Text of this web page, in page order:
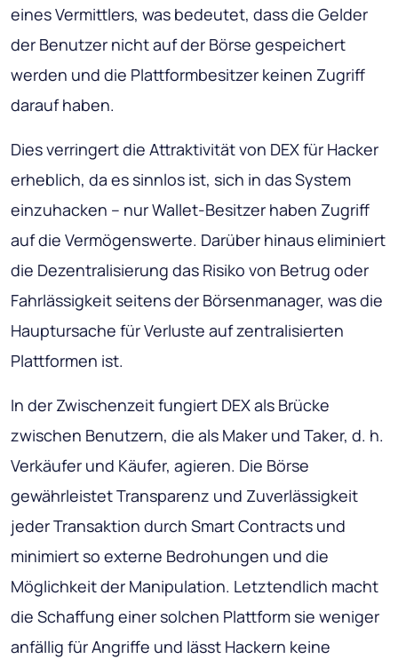
eines Vermittlers, was bedeutet, dass die Gelder
der Benutzer nicht auf der Börse gespeichert
werden und die Plattformbesitzer keinen Zugriff
darauf haben.
Dies verringert die Attraktivität von DEX für Hacker
erheblich, da es sinnlos ist, sich in das System
einzuhacken – nur Wallet-Besitzer haben Zugriff
auf die Vermögenswerte. Darüber hinaus eliminiert
die Dezentralisierung das Risiko von Betrug oder
Fahrlässigkeit seitens der Börsenmanager, was die
Hauptursache für Verluste auf zentralisierten
Plattformen ist.
In der Zwischenzeit fungiert DEX als Brücke
zwischen Benutzern, die als Maker und Taker, d. h.
Verkäufer und Käufer, agieren. Die Börse
gewährleistet Transparenz und Zuverlässigkeit
jeder Transaktion durch Smart Contracts und
minimiert so externe Bedrohungen und die
Möglichkeit der Manipulation. Letztendlich macht
die Schaffung einer solchen Plattform sie weniger
anfällig für Angriffe und lässt Hackern keine